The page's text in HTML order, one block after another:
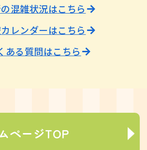
混雑状況はこちら
レンダーはこちら
ある質問はこちら
ページTOP